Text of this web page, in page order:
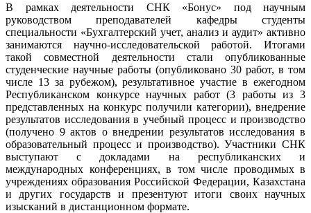
В рамках деятельности СНК «Бонус» под научным
руководством преподавателей кафедры студенты
специальности «Бухгалтерский учет, анализ и аудит» активно
занимаются научно-исследовательской работой. Итогами
такой совместной деятельности стали опубликованные
студенческие научные работы (опубликовано 30 работ, в том
числе 13 за рубежом), результативное участие в ежегодном
Республиканском конкурсе научных работ (3 работы из 3
представленных на конкурс получили категории), внедрение
результатов исследования в учебный процесс и производство
(получено 9 актов о внедрении результатов исследования в
образовательный процесс и производство). Участники СНК
выступают с докладами на республиканских и
международных конференциях, в том числе проводимых в
учреждениях образования Российской Федерации, Казахстана
и других государств и презентуют итоги своих научных
изысканий в дистанционном формате.